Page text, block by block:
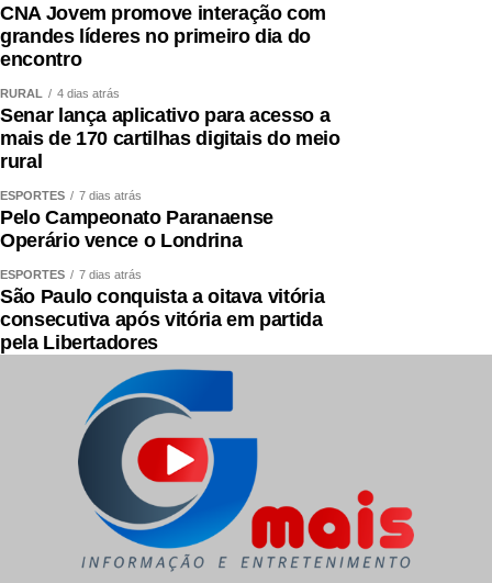
CNA Jovem promove interação com
grandes líderes no primeiro dia do
encontro
RURAL 4 dias atrás
Senar lança aplicativo para acesso a
mais de 170 cartilhas digitais do meio
rural
ESPORTES 7 dias atrás
Pelo Campeonato Paranaense
Operário vence o Londrina
ESPORTES 7 dias atrás
São Paulo conquista a oitava vitória
consecutiva após vitória em partida
pela Libertadores